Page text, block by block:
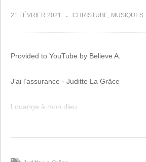
21 FÉVRIER 2021 CHRISTUBE MUSIQUES
Provided to YouTube by Believe A.
J’ai l’assurance · Juditte La Grâce
Louange à mon dieu
Released on: 2020-01-20